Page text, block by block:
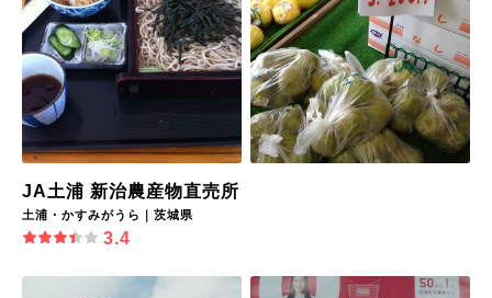
JA土浦 新治農産物直売所
土浦・かすみがうら｜茨城県
3.4